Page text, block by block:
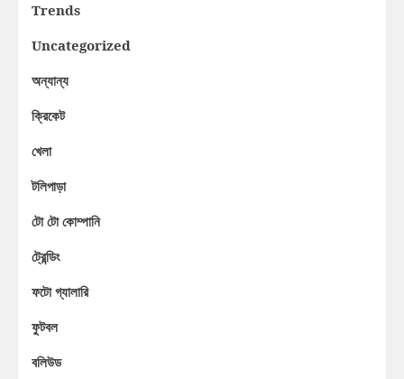
Trends
Uncategorized
অন্যান্য
ক্রিকেট
খেলা
টলিপাড়া
টো টো কোম্পানি
ট্রেন্ডিং
ফটো গ্যালারি
ফুটবল
বলিউড